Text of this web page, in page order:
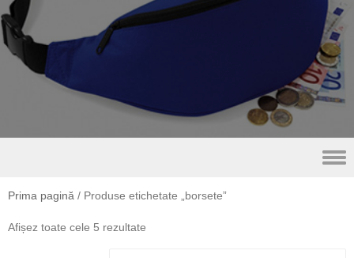
Prima pagină / Produse etichetate „borsete”
Afișez toate cele 5 rezultate